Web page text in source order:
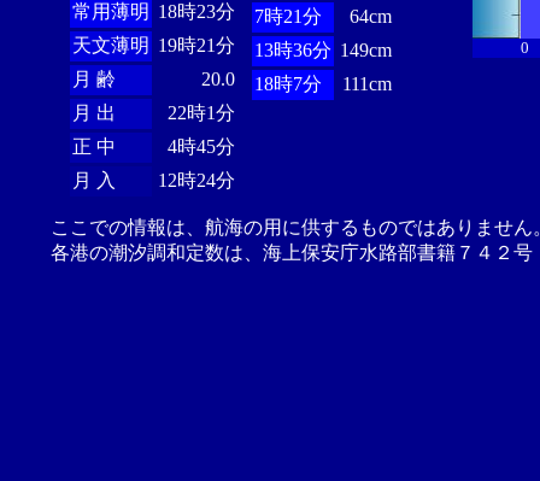
常用薄明 18時23分
天文薄明 19時21分
月 齢
20.0
月 出
22時1分
正 中
4時45分
月 入
12時24分
7時21分
64cm
13時36分 149cm
18時7分
111cm
0
ここでの情報は、航海の用に供するものではありませ
各港の潮汐調和定数は、海上保安庁水路部書籍７４２